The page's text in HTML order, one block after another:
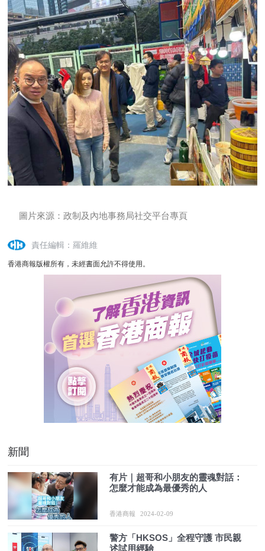
圖片來源：政制及內地事務局社交平台專頁
責任編輯：羅維維
香港商報版權所有，未經書面允許不得使用。
新聞
有片｜超哥和小朋友的靈魂對話：
怎麼才能成為最優秀的人
香港商報 2024-02-09
警方「HKSOS」全程守護 市民親
述試用經驗